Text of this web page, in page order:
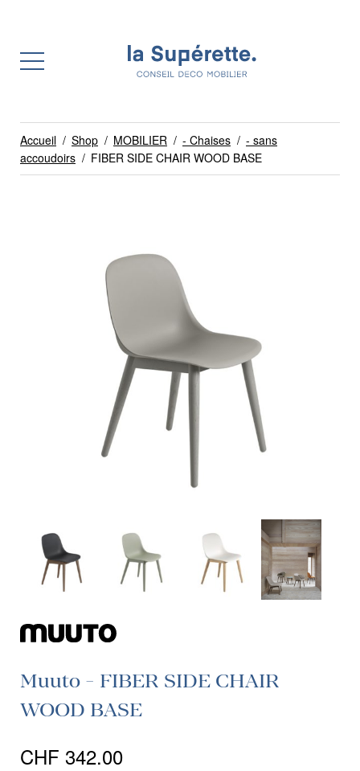
Accueil / Shop / MOBILIER / - Chaises / - sans
accoudoirs / FIBER SIDE CHAIR WOOD BASE
Muuto - FIBER SIDE CHAIR
WOOD BASE
CHF 342.00